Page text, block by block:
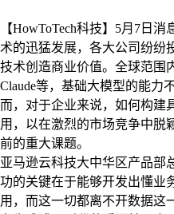
【HowToTech科技】5月7日
术的迅猛发展，各大公司纷纷
技术创造商业价值。全球范围
Claude等，基础大模型的能力
而，对于企业来说，如何构建
用，以在激烈的市场竞争中脱
前的重大课题。
亚马逊云科技大中华区产品部
功的关键在于能够开发出懂业
用，而这一切都离不开数据这